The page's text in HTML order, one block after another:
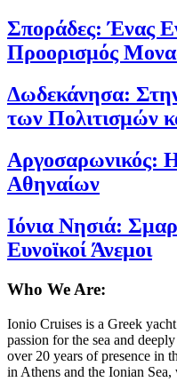
Σποράδες: Ένας
Προορισμός
Δωδεκάνησα:
των Πολιτισμών
Αργοσαρωνικός:
Αθηναίων
Ιόνια Νησιά:
Ευνοϊκοί Άνεμοι
Who We Are:
Ionio Cruises is a Greek
passion for the sea and
over 20 years of presence in
in Athens and the Ionian Sea,